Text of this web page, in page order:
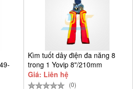
Kìm tuốt dây điện đa năng 8
trong 1 Yovip 8"/210mm
Giá: Liên hệ
(0)